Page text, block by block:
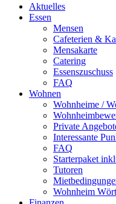
Aktuelles
Essen
Mensen
Cafeterien &
Mensakarte
Catering
Essenszuschuss
FAQ
Wohnen
Wohnheime /
Private
Interessante
FAQ
Starterpaket
Tutoren
Wohnheim